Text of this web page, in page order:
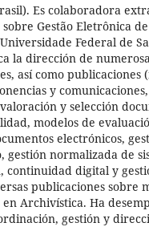
Es colaboradora
Gestão Eletrônica
Federal de
la dirección de
así como publicaciones
y
y selección
modelos de
electrónicos,
gestión normalizada de
continuidad digital y
publicaciones sobre
Archivística. Ha
gestión y